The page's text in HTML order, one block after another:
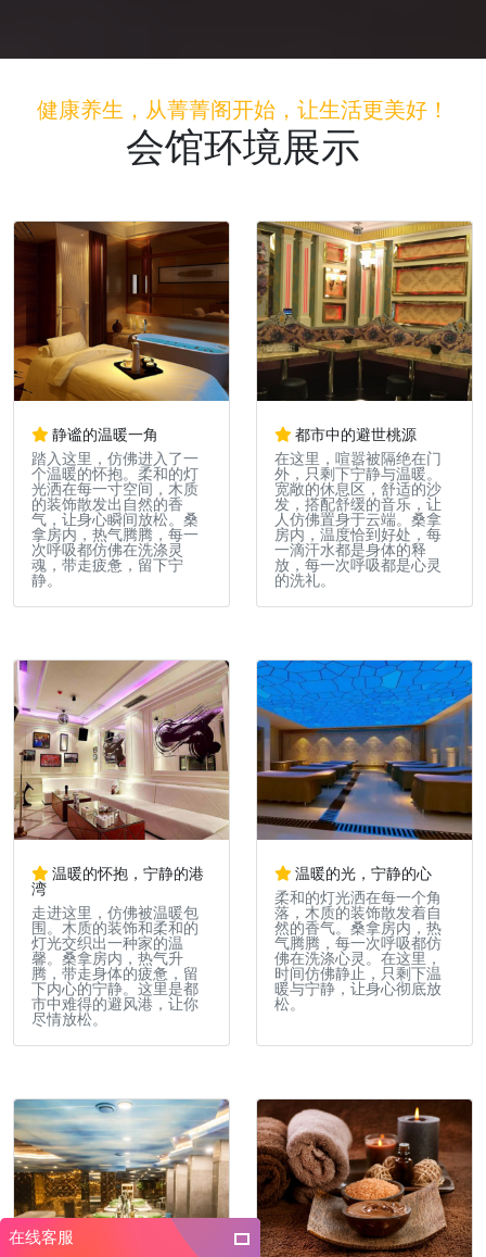
在线客服
健康养生，从菁菁阁开始，让生活更美好！
会馆环境展示
静谧的温暖一角
踏入这里，仿佛进入了一
个温暖的怀抱。柔和的灯
光洒在每一寸空间，木质
的装饰散发出自然的香
气，让身心瞬间放松。桑
拿房内，热气腾腾，每一
次呼吸都仿佛在洗涤灵
魂，带走疲惫，留下宁
静。
都市中的避世桃源
在这里，喧嚣被隔绝在门
外，只剩下宁静与温暖。
宽敞的休息区，舒适的沙
发，搭配舒缓的音乐，让
人仿佛置身于云端。桑拿
房内，温度恰到好处，每
一滴汗水都是身体的释
放，每一次呼吸都是心灵
的洗礼。
温暖的怀抱，宁静的港
湾
走进这里，仿佛被温暖包
围。木质的装饰和柔和的
灯光交织出一种家的温
馨。桑拿房内，热气升
腾，带走身体的疲惫，留
下内心的宁静。这里是都
市中难得的避风港，让你
尽情放松。
温暖的光，宁静的心
柔和的灯光洒在每一个角
落，木质的装饰散发着自
然的香气。桑拿房内，热
气腾腾，每一次呼吸都仿
佛在洗涤心灵。在这里，
时间仿佛静止，只剩下温
暖与宁静，让身心彻底放
松。